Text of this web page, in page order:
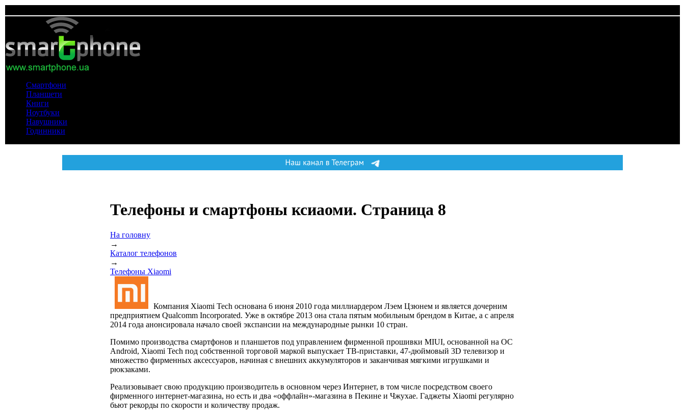
Смартфони
Планшети
Книги
Ноутбуки
Навушники
Годинники
Телефоны и смартфоны ксиаоми. Страница 8
На головну
→
Каталог телефонов
→
Телефоны Xiaomi
Компания Xiaomi Tech основана 6 июня 2010 года миллиардером Лэем Цзюнем и является дочерним
предприятием Qualcomm Incorporated. Уже в октябре 2013 она стала пятым мобильным брендом в Китае, а с апреля
2014 года анонсировала начало своей экспансии на международные рынки 10 стран.
Помимо производства смартфонов и планшетов под управлением фирменной прошивки MIUI, основанной на ОС
Android, Xiaomi Tech под собственной торговой маркой выпускает ТВ-приставки, 47-дюймовый 3D телевизор и
множество фирменных аксессуаров, начиная с внешних аккумуляторов и заканчивая мягкими игрушками и
рюкзаками.
Реализовывает свою продукцию производитель в основном через Интернет, в том числе посредством своего
фирменного интернет-магазина, но есть и два «оффлайн»-магазина в Пекине и Чжухае. Гаджеты Xiaomi регулярно
бьют рекорды по скорости и количеству продаж.